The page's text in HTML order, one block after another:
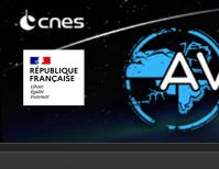
Panneau de gestion des cookies